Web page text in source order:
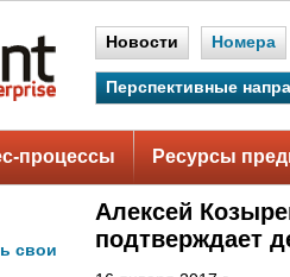
Новости Номера
Перспективные
процессы Ресурсы
свои
Алексей
подтверждает